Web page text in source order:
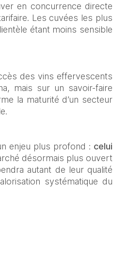
en concurrence directe
Les cuvées les plus
étant moins sensible
des vins effervescents
mais sur un savoir-faire
la maturité d’un secteur
enjeu plus profond : celui
désormais plus ouvert
autant de leur qualité
systématique du